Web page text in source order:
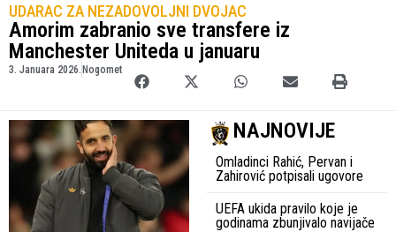
UDARAC ZA NEZADOVOLJNI DVOJAC
Amorim zabranio sve transfere iz
Manchester Uniteda u januaru
3. Januara 2026. Nogomet
NAJNOVIJE
Omladinci Rahić, Pervan i
Zahirović potpisali ugovore
UEFA ukida pravilo koje je
godinama zbunjivalo navijače